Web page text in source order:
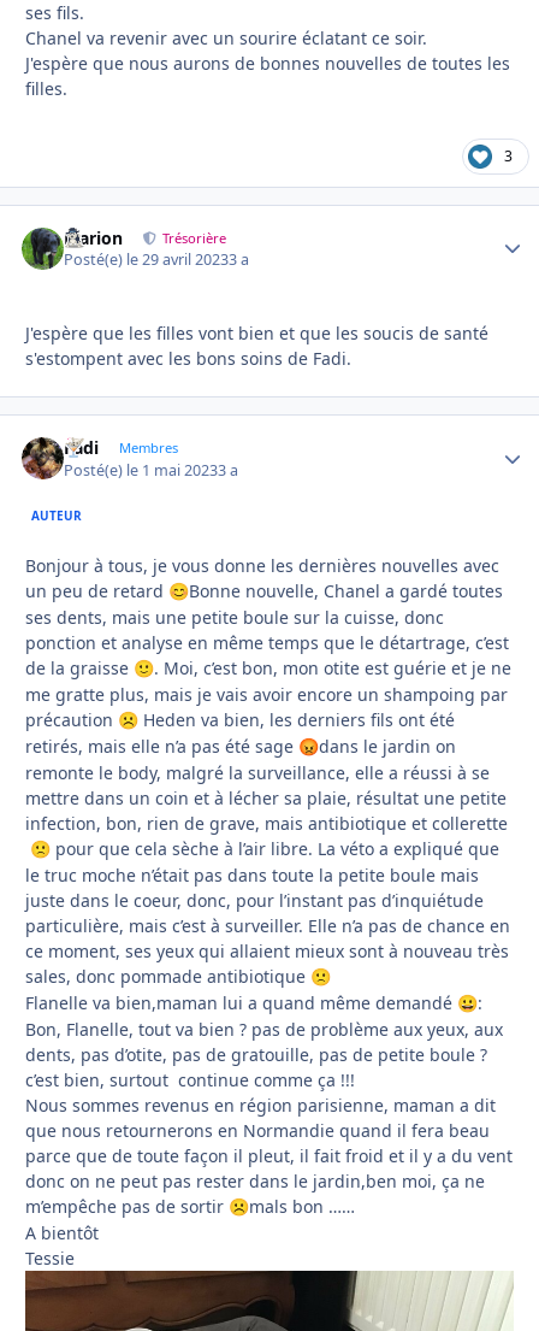
ses fils.
Chanel va revenir avec un sourire éclatant ce soir.
J'espère que nous aurons de bonnes nouvelles de toutes les
filles.
3
Marion Trésorière
Posté(e) le 29 avril 20233 a
J'espère que les filles vont bien et que les soucis de santé
s'estompent avec les bons soins de Fadi.
Fadi Membres
Posté(e) le 1 mai 20233 a
AUTEUR
Bonjour à tous, je vous donne les dernières nouvelles avec
un peu de retard 😊Bonne nouvelle, Chanel a gardé toutes
ses dents, mais une petite boule sur la cuisse, donc
ponction et analyse en même temps que le détartrage, c’est
de la graisse 🙂. Moi, c’est bon, mon otite est guérie et je ne
me gratte plus, mais je vais avoir encore un shampoing par
précaution ☹️ Heden va bien, les derniers fils ont été
retirés, mais elle n’a pas été sage 😡dans le jardin on
remonte le body, malgré la surveillance, elle a réussi à se
mettre dans un coin et à lécher sa plaie, résultat une petite
infection, bon, rien de grave, mais antibiotique et collerette
🙁 pour que cela sèche à l’air libre. La véto a expliqué que
le truc moche n’était pas dans toute la petite boule mais
juste dans le coeur, donc, pour l’instant pas d’inquiétude
particulière, mais c’est à surveiller. Elle n’a pas de chance en
ce moment, ses yeux qui allaient mieux sont à nouveau très
sales, donc pommade antibiotique 🙁
Flanelle va bien,maman lui a quand même demandé 😀:
Bon, Flanelle, tout va bien ? pas de problème aux yeux, aux
dents, pas d’otite, pas de gratouille, pas de petite boule ?
c’est bien, surtout continue comme ça !!!
Nous sommes revenus en région parisienne, maman a dit
que nous retournerons en Normandie quand il fera beau
parce que de toute façon il pleut, il fait froid et il y a du vent
donc on ne peut pas rester dans le jardin,ben moi, ça ne
m’empêche pas de sortir ☹️mals bon ……
A bientôt
Tessie